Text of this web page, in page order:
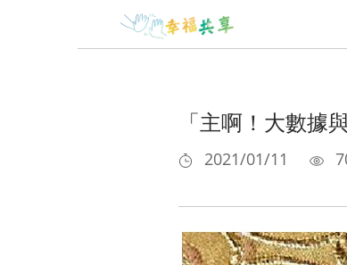
「主啊！大數
2021/01/11